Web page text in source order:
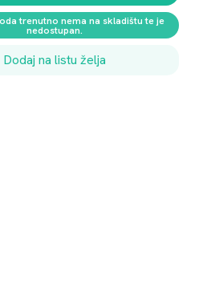
trenutno nema na skladištu te je
nedostupan.
Dodaj na listu želja